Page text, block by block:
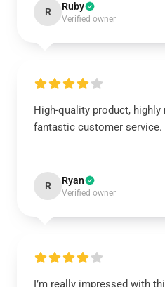
R Ruby
Verified owner
High-quality product, highly
fantastic customer service.
R Ryan
Verified owner
I’m really impressed with